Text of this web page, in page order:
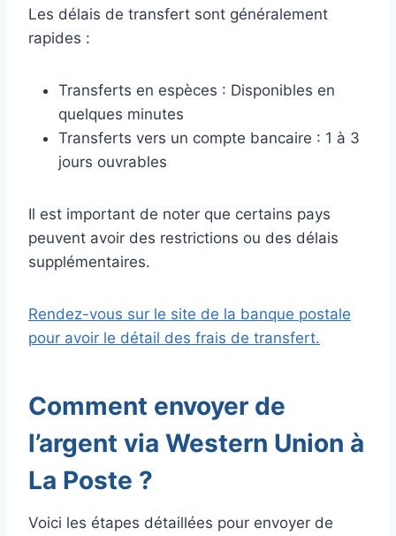
Les délais de transfert sont généralement
rapides :
Transferts en espèces : Disponibles en
quelques minutes
Transferts vers un compte bancaire : 1 à 3
jours ouvrables
Il est important de noter que certains pays
peuvent avoir des restrictions ou des délais
supplémentaires.
Rendez-vous sur le site de la banque postale
pour avoir le détail des frais de transfert.
Comment envoyer de
l’argent via Western Union à
La Poste ?
Voici les étapes détaillées pour envoyer de